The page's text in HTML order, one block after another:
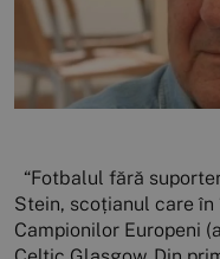
“Fotbalul fără suporteri e nimic”, spunea John “Jock” Stein, scoțianul care în 1967 reușea să câștige Cupa Campionilor Europeni (astăzi Liga Campionilor, n.red) cu Celtic Glasgow. Din primii săi ani și până astăzi, cel mai popular sport al planetei a conturat destine, a dezbinat și a unit oamenii, deopotrivă. A născut pasiuni, unele mai moderate, altele mai pătimașe, fiecare suporter devenind, în timp, dar fără să-și propună asta, o carte deschisă. Mapamondul nu cunoaște vreun microbist fără cel puțin o poveste. Unele dintre ele își consumă abia primele capitole, se scriu cu migală, în timp ce altele înviorează retina asemeni unui film în care regizorul și publicul său sunt cuprinși de-un amalgam de sentimente. Mircea Tomuș, scriitor, critic literar și profesor universitar, unul dintre cei mai vechi și devotați fani ai Universității Cluj, membru susținător (socios) al echipei sale de suflet, ne-a poftit să facem o incursiune în trecut și a scos din cutia cu amintiri câteva povești generoase, cu parfum romantic, o serie de mărturisiri în care vă veți intersecta cu figuri legendare ale clubului nostru, precum Ion Moina, Zoltan Ivansuc, Ștefan Kovacs sau Constantin Rădulescu. Îi dăm cuvântul omului care s-a atașat de “Șepcile roșii” în urmă cu exact șapte decenii. De-o viață. Am auzit prima dată despre “U” Cluj în prima copilărie, de la Mociu, când am văzut și primul meci de fotbal, între echipa locală și cea din Sărmaș. Mai târziu, la maturitate, punând cap la cap unele informații și amintiri, am realizat că în echipa Sărmașului juca cel ce avea să-mi devină socru, tatăl, între timp decedat, al actualei mele soții. Când am fost prima dată la un meci, la Cluj, cred că era în 1947, și mama mi-a strecurat banii de bilet pe ascuns, pentru că abia se descurcau, bieții părinți, era stadionul vechi, cu tribuna de lemn, dinainte de Primul Război Mondial, la un meci cu Dinamo București. Scorul a fost egal, 1-1. Pentru ei a marcat Bartha, un tip roșcat și masiv, ca un buldozer, pentru ai noștri, Toni Dascălu, o mândrețe de flăcău, înalt și zdravăn. Aveam să-l întâlnesc, peste ani și ani, și să stau o noapte întreagă, cu el și cu Negoiță, la “Ursus”. Era avocat, undeva pe la Reghin, cred, avea a geantă veche, plină cu acte la el, și a fost foarte emoționat că l-am recunoscut și a prins să ne depene din amintirile lui și să le asculte pe ale noastre. Tot la Mociu l-am cunoscut pe viitorul mare atlet, Ion Moina, care era prieten cu frații mei mai mari și locuia nu departe de noi. El a ajuns la Cluj, la Universitate, la clubul sportiv, la secția de atletism, iar mai târziu avea să-mi fie profesor de educație fizică. Era un om și un caracter cu totul deosebit, un adevărat model pentru cei mai tineri. În perioada bejeniei, n-am fost la Sibiu, ci într-un sătuc de sub munte, refugiați după Dictatul de la Viena”, demarează profesorul clujean. Și continuă, în aceeași notă. Echipa de fotbal “U” Cluj era una cu Universitatea din Cluj, care era idealul meu școlar. Acolo am visat să ajung, toată copilăria și adolescența, și acolo am și ajuns. Mai târziu, când am început să mă familiarizez cu fenomenul fotbal, mi-am dat seama că nu mă poate interesa decât în această formulă, care are o identitate cu totul particulară, pe care nu o mai regăseam decât în echipele de canotaj ale celebrelor universități engleze, Oxford și Cambridge, pe care le știam din auzite, și în cele de fotbal, din universitățile americane, dintre care am văzut-o, pe viu, pe cea a University of Iowa. La Cluj, când am intrat la universitate, în anul 1951, a ajunge student, însemna, firesc și aș zice automat, să fii suporter “U”. Nu numai la fotbal, dar și la volei, unde colegul meu de clasă, din liceu, Ion Buzea, viitorul mare tenor, era un jucător redutabil, fiind selecționat și în echipa națională. Alt coleg de clasă, Radu Maier, astăzi pictor important, stabilit în Germania, era în lotul de înot și în echipa de polo. Alți doi colegi, Adamovici și Aitoneanu, jucau volei, iar Coco Bereș, Puiu Matei și Vasile Damian au fost în echipa de rugby, pe care o antrena celebrul Bebe Manoileanu, cu care am fost prieten apropiat. Clubul Sportiv Universitatea Cluj, dar mai